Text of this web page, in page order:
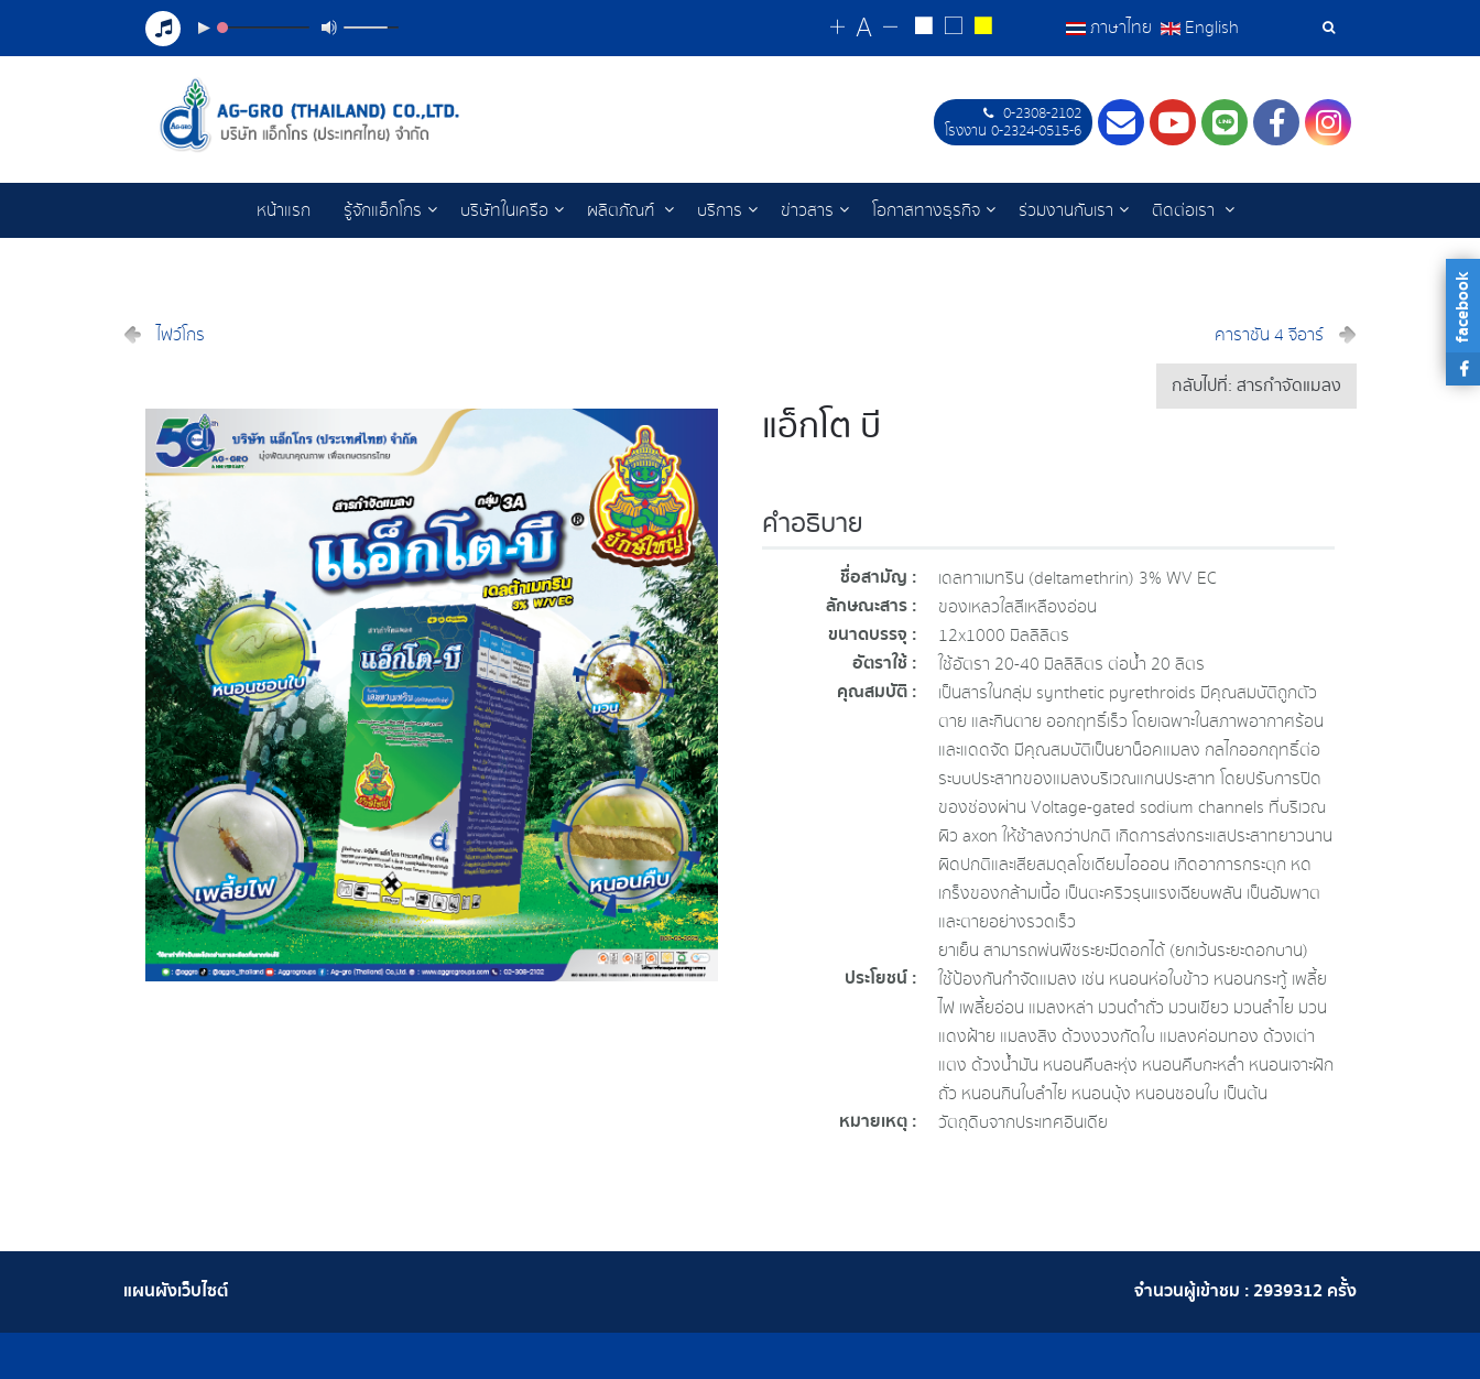
เครื่อง
ค้นหา
ภาษาไทย English
0-2308-2102
โรงงาน 0-2324-0515-6
ContactYoutube
LINEFacebookInstagram
หน้าแรก รู้จักแอ็กโกร บริษัทในเครือ ผลิตภัณฑ์ บริการ ข่าวสาร โอกาสทางธุรกิจ ร่วมงานกับเรา ติดต่อเรา
ไฟว์โกร คาราซัน 4 จีอาร์
กลับไปที่: สารกำจัดแมลง
แอ็กโต บี
คำอธิบาย
ชื่อสามัญ : เดลทาเมทริน (deltamethrin) 3% WV EC
ลักษณะสาร : ของเหลวใสสีเหลืองอ่อน
ขนาดบรรจุ : 12x1000 มิลลิลิตร
อัตราใช้ : ใช้อัตรา 20-40 มิลลิลิตร ต่อน้ำ 20 ลิตร
คุณสมบัติ :
เป็นสารในกลุ่ม synthetic pyrethroids มีคุณสมบัติถูกตัว
ตาย และกินตาย ออกฤทธิ์เร็ว โดยเฉพาะในสภาพอากาศร้อน
และแดดจัด มีคุณสมบัติเป็นยาน็อคแมลง กลไกออกฤทธิ์ต่อ
ระบบประสาทของแมลงบริเวณแกนประสาท โดยปรับการปิด
ของช่องผ่าน Voltage-gated sodium channels ที่บริเวณ
ผิว axon ให้ช้าลงกว่าปกติ เกิดการส่งกระแสประสาทยาวนาน
ผิดปกติและเสียสมดุลโซเดียมไอออน เกิดอาการกระตุก หด
เกร็งของกล้ามเนื้อ เป็นตะคริวรุนแรงเฉียบพลัน เป็นอัมพาต
และตายอย่างรวดเร็ว
ยาเย็น สามารถพ่นพืชระยะมีดอกได้ (ยกเว้นระยะดอกบาน)
ประโยชน์ :
ใช้ป้องกันกําจัดแมลง เช่น หนอนห่อใบข้าว หนอนกระทู้ เพลี้ย
ไฟ เพลี้ยอ่อน แมลงหล่า มวนดําถั่ว มวนเขียว มวนลําไย มวน
แดงฝ้าย แมลงสิง ด้วงงวงกัดใบ แมลงค่อมทอง ด้วงเต่า
แตง ด้วงน้ำมัน หนอนคืบละหุ่ง หนอนคืบกะหล่ำ หนอนเจาะฝัก
ถั่ว หนอนกินใบลําไย หนอนบุ้ง หนอนชอนใบ เป็นต้น
หมายเหตุ : วัตถุดิบจากประเทศอินเดีย
จำนวนผู้เข้าชม :2939312 ครั้ง
แผนผังเว็บไซต์
facebook